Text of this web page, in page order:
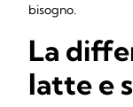
bisogno.
La
latte e